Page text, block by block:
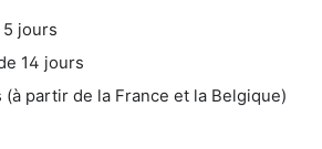
5 jours
14 jours
partir de la France et la Belgique)